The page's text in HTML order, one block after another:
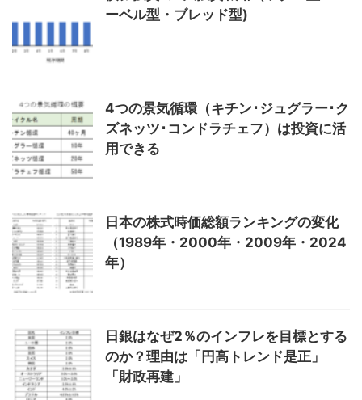
ーベル型・ブレッド型)
4つの景気循環（キチン･ジュグラー･ク
ズネッツ･コンドラチェフ）は投資に活
用できる
日本の株式時価総額ランキングの変化
（1989年・2000年・2009年・2024
年）
日銀はなぜ2％のインフレを目標とする
のか？理由は「円高トレンド是正」
「財政再建」